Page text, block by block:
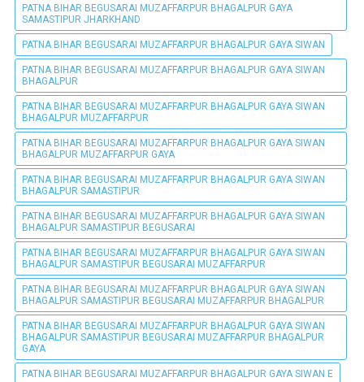
PATNA BIHAR BEGUSARAI MUZAFFARPUR BHAGALPUR GAYA
SAMASTIPUR JHARKHAND
PATNA BIHAR BEGUSARAI MUZAFFARPUR BHAGALPUR GAYA SIWAN
PATNA BIHAR BEGUSARAI MUZAFFARPUR BHAGALPUR GAYA SIWAN
BHAGALPUR
PATNA BIHAR BEGUSARAI MUZAFFARPUR BHAGALPUR GAYA SIWAN
BHAGALPUR MUZAFFARPUR
PATNA BIHAR BEGUSARAI MUZAFFARPUR BHAGALPUR GAYA SIWAN
BHAGALPUR MUZAFFARPUR GAYA
PATNA BIHAR BEGUSARAI MUZAFFARPUR BHAGALPUR GAYA SIWAN
BHAGALPUR SAMASTIPUR
PATNA BIHAR BEGUSARAI MUZAFFARPUR BHAGALPUR GAYA SIWAN
BHAGALPUR SAMASTIPUR BEGUSARAI
PATNA BIHAR BEGUSARAI MUZAFFARPUR BHAGALPUR GAYA SIWAN
BHAGALPUR SAMASTIPUR BEGUSARAI MUZAFFARPUR
PATNA BIHAR BEGUSARAI MUZAFFARPUR BHAGALPUR GAYA SIWAN
BHAGALPUR SAMASTIPUR BEGUSARAI MUZAFFARPUR BHAGALPUR
PATNA BIHAR BEGUSARAI MUZAFFARPUR BHAGALPUR GAYA SIWAN
BHAGALPUR SAMASTIPUR BEGUSARAI MUZAFFARPUR BHAGALPUR
GAYA
PATNA BIHAR BEGUSARAI MUZAFFARPUR BHAGALPUR GAYA SIWAN E